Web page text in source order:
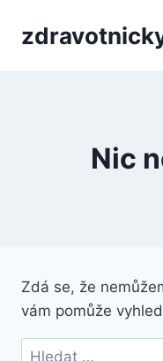
Nic
Zdá se, že
vám pomůže
Vyhledávání